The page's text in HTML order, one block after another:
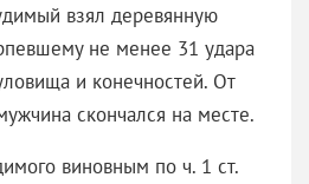
взял деревянную
не менее 31 удара
и конечностей. От
скончался на месте.
виновным по ч. 1 ст.